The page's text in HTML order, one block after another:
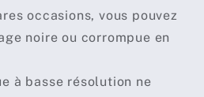
occasions, vous pouvez
noire ou corrompue en
à basse résolution ne